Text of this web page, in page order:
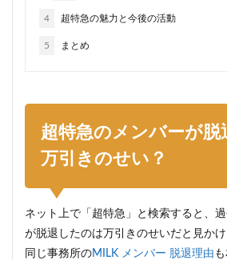
4 超特急の魅力と今後の活動
5 まとめ
超特急のメンバーが脱
万引きのせい？
ネット上で「超特急」と検索すると、
が脱退したのは万引きのせいだと見かけ
同じ事務所のMILK メンバー 脱退理由